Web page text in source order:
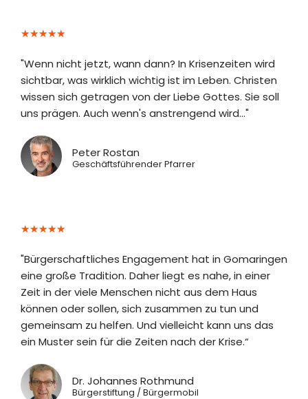
★★★★★
"Wenn nicht jetzt, wann dann? In Krisenzeiten wird
sichtbar, was wirklich wichtig ist im Leben. Christen
wissen sich getragen von der Liebe Gottes. Sie soll
uns prägen. Auch wenn's anstrengend wird..."
Peter Rostan
Geschäftsführender Pfarrer
★★★★★
"Bürgerschaftliches Engagement hat in Gomaringen
eine große Tradition. Daher liegt es nahe, in einer
Zeit in der viele Menschen nicht aus dem Haus
können oder sollen, sich zusammen zu tun und
gemeinsam zu helfen. Und vielleicht kann uns das
ein Muster sein für die Zeiten nach der Krise.“
Dr. Johannes Rothmund
Bürgerstiftung / Bürgermobil